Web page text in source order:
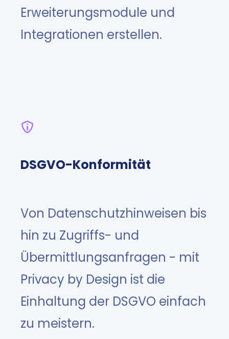
Erweiterungsmodule und
Integrationen erstellen.
DSGVO-Konformität
Von Datenschutzhinweisen bis
hin zu Zugriffs- und
Übermittlungsanfragen - mit
Privacy by Design ist die
Einhaltung der DSGVO einfach
zu meistern.